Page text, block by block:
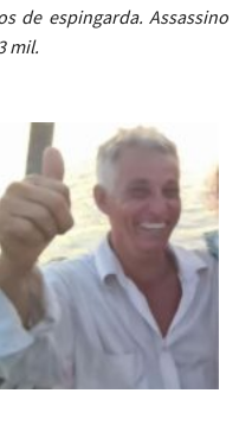
de espingarda. Assassino
mil.